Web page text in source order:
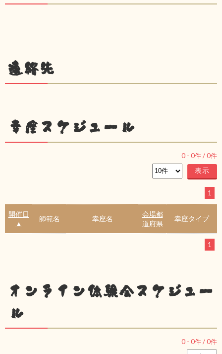
連絡先
幸座スケジュール
0 - 0件 /0件
1
開催日
▲
師範名 幸座名
会場都
道府県
幸座タイプ
1
オンライン体験会スケジュー
ル
0 - 0件 /0件